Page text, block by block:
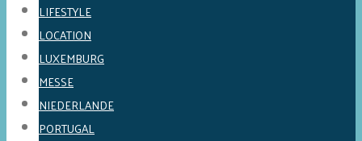
LIFESTYLE
LOCATION
LUXEMBURG
MESSE
NIEDERLANDE
PORTUGAL